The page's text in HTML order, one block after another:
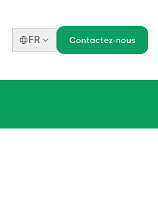
FR Contactez-nous